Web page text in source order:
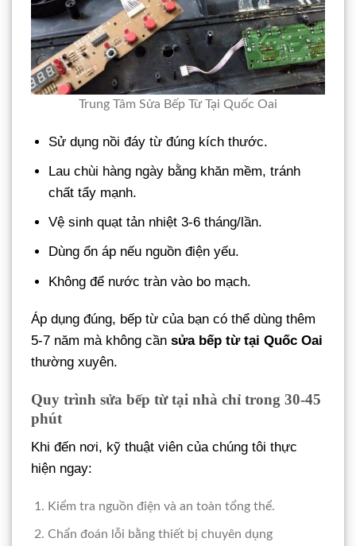
Trung Tâm Sửa Bếp Từ Tại Quốc Oai
Sử dụng nồi đáy từ đúng kích thước.
Lau chùi hàng ngày bằng khăn mềm, tránh
chất tẩy mạnh.
Vệ sinh quạt tản nhiệt 3-6 tháng/lần.
Dùng ổn áp nếu nguồn điện yếu.
Không để nước tràn vào bo mạch.
Áp dụng đúng, bếp từ của bạn có thể dùng thêm
5-7 năm mà không cần sửa bếp từ tại Quốc Oai
thường xuyên.
Quy trình sửa bếp từ tại nhà chỉ trong 30-45
phút
Khi đến nơi, kỹ thuật viên của chúng tôi thực
hiện ngay:
Kiểm tra nguồn điện và an toàn tổng thể.
Chẩn đoán lỗi bằng thiết bị chuyên dụng